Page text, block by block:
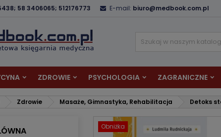
58 3406065; 512176773 E-mail: biuro@medbook.com.pl
ZDROWIE PSYCHOLOGIA ZAGRANICZNE
Zdrowie Masaże, Gimnastyka, Rehabilitacja Detoks
Obniżka
Musisz być zalogowany by